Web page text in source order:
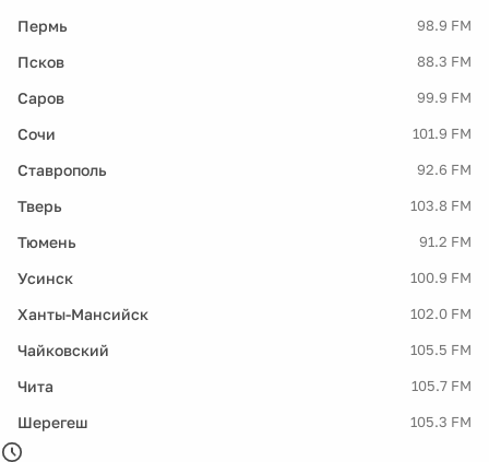
Пермь 98.9 FM
Псков 88.3 FM
Саров 99.9 FM
Сочи 101.9 FM
Ставрополь 92.6 FM
Тверь 103.8 FM
Тюмень 91.2 FM
Усинск 100.9 FM
Ханты-Мансийск 102.0 FM
Чайковский 105.5 FM
Чита 105.7 FM
Шерегеш 105.3 FM